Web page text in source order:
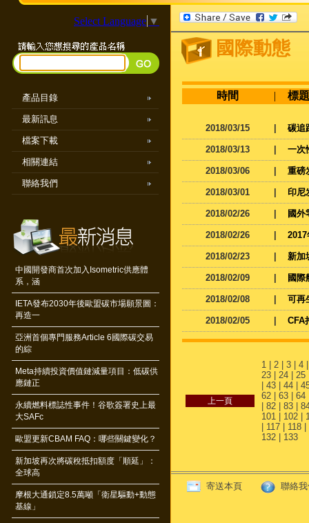
Select Language ▼
產品目錄
最新訊息
檔案下載
相關連結
聯絡我們
中國開發商首次加入Isometric供應體
系，涵
IETA發布2030年後歐盟碳市場願景圖：
再造一
亞洲首個專門服務Article 6國際碳交易
的綜
Meta持續投資價值鏈減量項目：低碳供
應鏈正
永續燃料標誌性事件！谷歌簽署史上最
大SAFc
歐盟更新CBAM FAQ：哪些關鍵變化？
新加坡再次將碳稅抵扣額度「順延」：
全球高
摩根大通鎖定8.5萬噸「衛星驅動+動態
基線」
國際動態
時間 | 標題
2018/03/15 碳追
2018/03/13 一次
2018/03/06 重磅
2018/03/01 印尼
2018/02/26 國外
2018/02/26
2018/02/23 新加
2018/02/09 國際
2018/02/08 可再
2018/02/05 CFA
1 2 3 4
23
24 25
43 44
62
63 64
82 83
101
102
117 118
132
133
寄送本頁 聯絡